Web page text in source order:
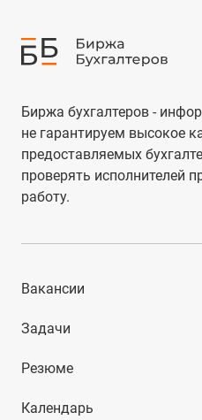
Биржа бухгалтеров -
не гарантируем высокое
предоставляемых
проверять исполнителей
работу.
Вакансии
Задачи
Резюме
Календарь